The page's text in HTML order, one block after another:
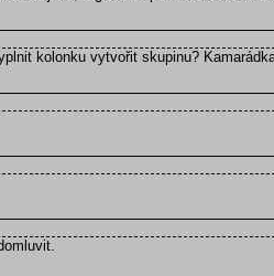
kolonku vytvořit skupinu?